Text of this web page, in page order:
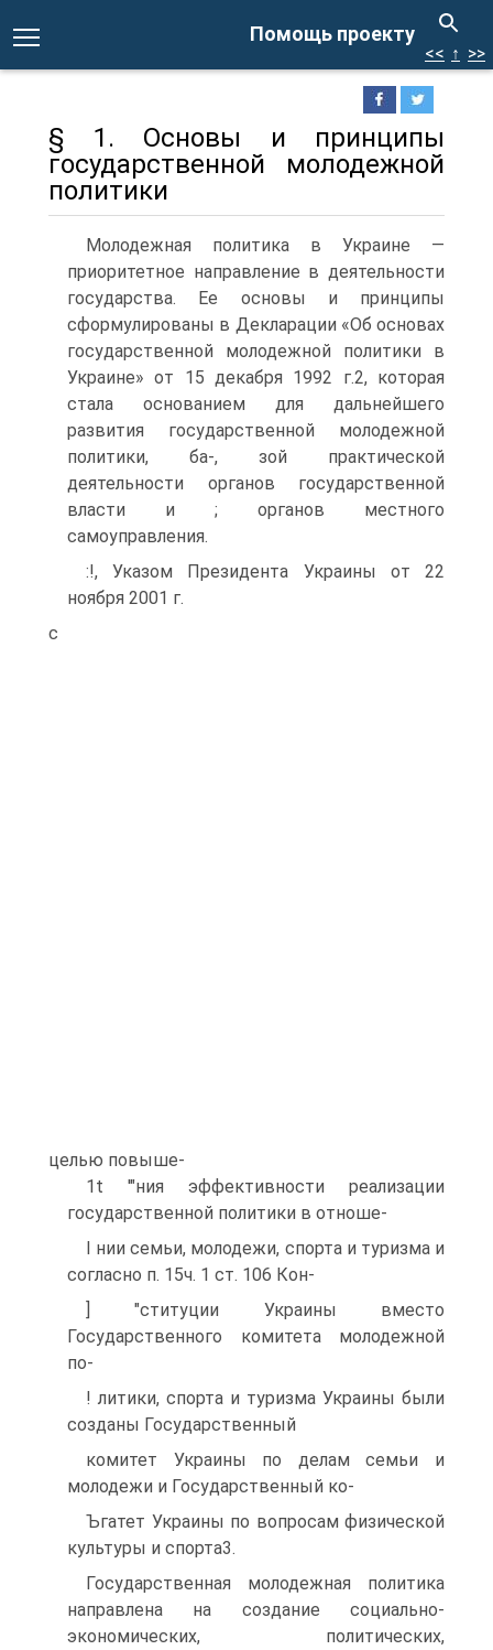
Помощь проекту
<< ↑ >>
§ 1. Основы и принципы
государственной молодежной
политики
Молодежная политика в Украине —
приоритетное направление в деятельности
государства. Ее основы и принципы
сформулированы в Декларации «Об основах
государственной молодежной политики в
Украине» от 15 декабря 1992 г.2, которая
стала основанием для дальнейшего
развития государственной молодежной
политики, ба-, зой практической
деятельности органов государственной
власти и ; органов местного
самоуправления.
:!, Указом Президента Украины от 22
ноября 2001 г.
с
целью повыше-
1t '"ния эффективности реализации
государственной политики в отноше-
I нии семьи, молодежи, спорта и туризма и
согласно п. 15ч. 1 ст. 106 Кон-
] "ституции Украины вместо
Государственного комитета молодежной
по-
! литики, спорта и туризма Украины были
созданы Государственный
комитет Украины по делам семьи и
молодежи и Государственный ко-
Ъгатет Украины по вопросам физической
культуры и спорта3.
Государственная молодежная политика
направлена на создание социально-
экономических, политических,